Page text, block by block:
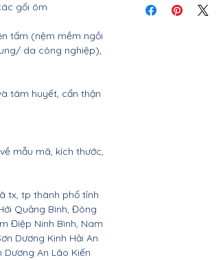
gối ôm
tấm (nệm mềm ngồi
da công nghiệp),
tâm huyết, cẩn thận
mẫu mã, kích thước,
tx, tp thành phố tỉnh
Quảng Bình, Đông
Điệp Ninh Bình, Nam
Dương Kinh Hải An
An Lão Kiến